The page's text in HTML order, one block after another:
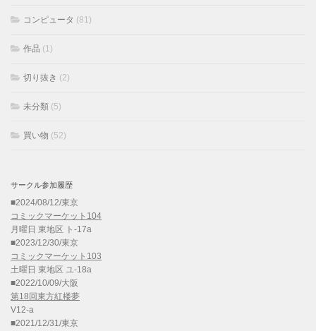
コンピュータ (81)
作品 (1)
切り抜き (2)
未分類 (5)
買い物 (52)
サークル参加履歴
■2024/08/12/東京
コミックマーケット104
月曜日 東地区 ト-17a
■2023/12/30/東京
コミックマーケット103
土曜日 東地区 ユ-18a
■2022/10/09/大阪
第18回東方紅楼夢
V12-a
■2021/12/31/東京